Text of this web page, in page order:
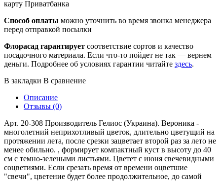
карту Приватбанка
Способ оплаты можно уточнить во время звонка менеджера
перед отправкой посылки
Флорасад гарантирует соответствие сортов и качество
посадочного материала. Если что-то пойдет не так — вернем
деньги. Подробнее об условиях гарантии читайте здесь.
В закладки В сравнение
Описание
Отзывы (0)
Арт. 20-308 Производитель Гелиос (Украина). Вероника -
многолетний неприхотливый цветок, длительно цветущий на
протяжении лета, после срезки зацветает второй раз за лето не
менее обильно. , формирует компактный куст в высоту до 40
см с темно-зелеными листьями. Цветет с июня свечевидными
соцветиями. Если срезать время от времени оцветшие
"свечи", цветение будет более продолжительное, до самой